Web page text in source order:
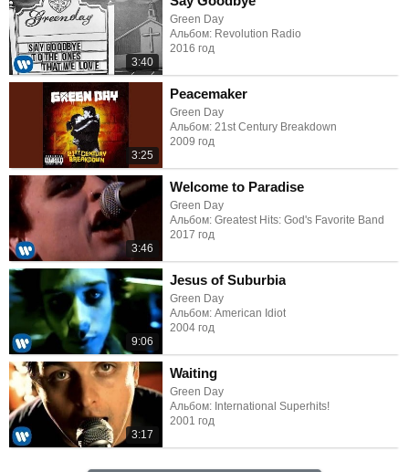
3:40
Green Day
Альбом: Revolution Radio
2016 год
3:25
Peacemaker
Green Day
Альбом: 21st Century Breakdown
2009 год
3:46
Welcome to Paradise
Green Day
Альбом: Greatest Hits: God's Favorite Band
2017 год
9:06
Jesus of Suburbia
Green Day
Альбом: American Idiot
2004 год
3:17
Waiting
Green Day
Альбом: International Superhits!
2001 год